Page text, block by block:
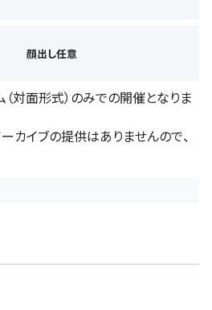
顔出し任意
対面形式）のみでの開催となりま
カイブの提供はありませんので、